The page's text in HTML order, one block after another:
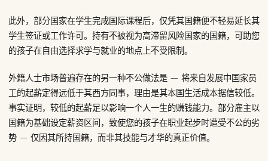
此外，部分国家在学生完成国际课程后，仅凭其国籍便不轻易延长其
学生签证或工作许可。持有不被视为高滞留风险国家的国籍，可助您
的孩子在自由选择求学与就业的地点上不受限制。
外籍人士市场普遍存在的另一种不公做法是 — 将来自发展中国家员
工的起薪定得远低于其西方同事，理由是其本国生活成本据信较低。
事实证明，较低的起薪足以影响一个人一生的赚钱能力。部分雇主以
国籍为基础设定薪资区间，致使您的孩子在职业起步时遭受不公的劣
势 — 仅因其所持国籍，而非其技能与才华的真正价值。